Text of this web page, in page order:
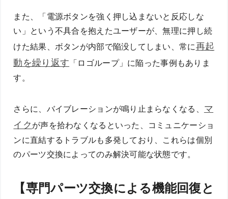
また、「電源ボタンを強く押し込まないと反応しな
い」という不具合を抱えたユーザーが、無理に押し続
けた結果、ボタンが内部で陥没してしまい、常に再起
動を繰り返す 「ロゴループ」に陥った事例もありま
す。
さらに、バイブレーションが鳴り止まらなくなる、 マ
イク が声を拾わなくなるといった、コミュニケーショ
ンに直結するトラブルも多発しており、これらは個別
のパーツ交換によってのみ解決可能な状態です。
【専門パーツ交換による機能回復と